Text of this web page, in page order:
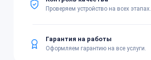
Проверяем устройство на всех этапах.
Гарантия на работы
Оформляем гарантию на все услуги.